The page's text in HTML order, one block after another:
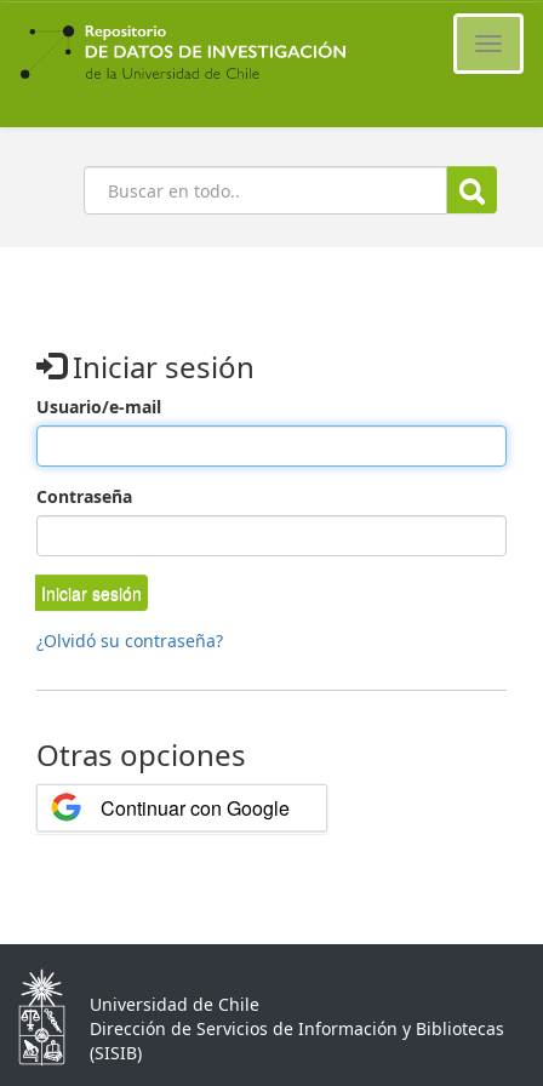
Ir
contenido
principal
Buscar
Iniciar sesión
Usuario/e-mail
Contraseña
Iniciar sesión
¿Olvidó su contraseña?
Otras opciones
Continuar con Google
Universidad de Chile
Dirección de Servicios de Información y Bibliotecas
(SISIB)